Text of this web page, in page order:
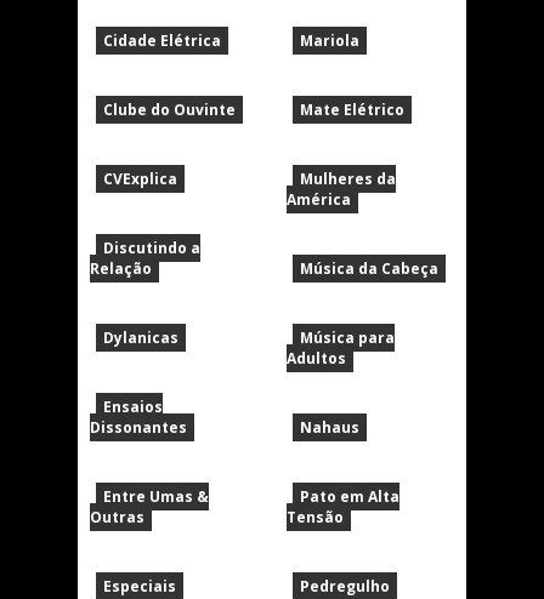
Cidade Elétrica
Clube do Ouvinte
CVExplica
Discutindo a
Relação
Dylanicas
Ensaios
Dissonantes
Entre Umas &
Outras
Especiais
Mariola
Mate Elétrico
Mulheres da
América
Música da Cabeça
Música para
Adultos
Nahaus
Pato em Alta
Tensão
Pedregulho